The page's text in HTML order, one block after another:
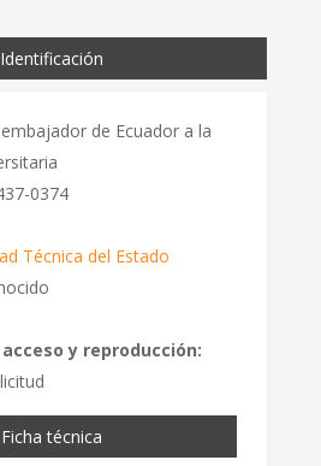
Identificación
de Ecuador a la
0374
Técnica del Estado
y reproducción:
Ficha técnica